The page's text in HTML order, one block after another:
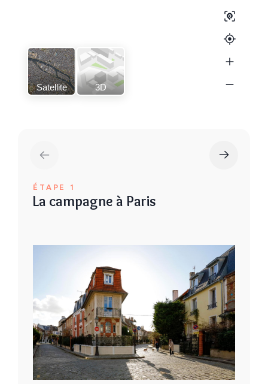
Satellite 3D
ÉTAPE 1
La campagne à Paris